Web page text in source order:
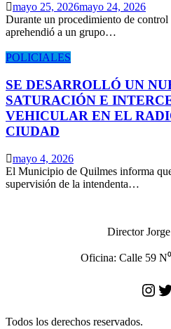
mayo 25, 2026mayo 24, 2026
Durante un procedimiento de
aprehendió a un grupo…
POLICIALES
SE DESARROLLÓ UN
SATURACIÓN E
VEHICULAR EN EL
CIUDAD
mayo 4, 2026
El Municipio de Quilmes informa
supervisión de la intendenta…
Director
Oficina: Calle 59
Todos los derechos reservados.